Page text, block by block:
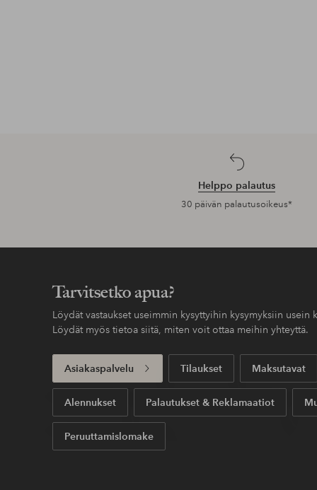
Helppo palautus
30 päivän palautusoikeus*
Tarvitsetko apua?
Löydät vastaukset useimmin kysyttyihin kysymyksiin usein
Löydät myös tietoa siitä, miten voit ottaa meihin yhteyttä.
Asiakaspalvelu Tilaukset Maksutavat
Alennukset Palautukset & Reklamaatiot
Peruuttamislomake